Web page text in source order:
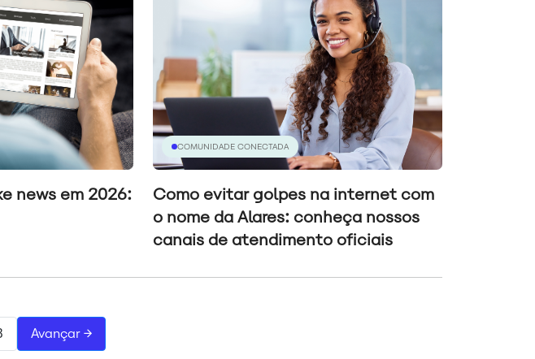
news em 2026:
COMUNIDADE CONECTADA
Como evitar golpes na internet com
o nome da Alares: conheça nossos
canais de atendimento oficiais
Avançar →